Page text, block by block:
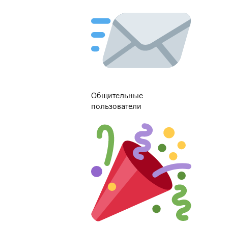
Общительные
пользователи